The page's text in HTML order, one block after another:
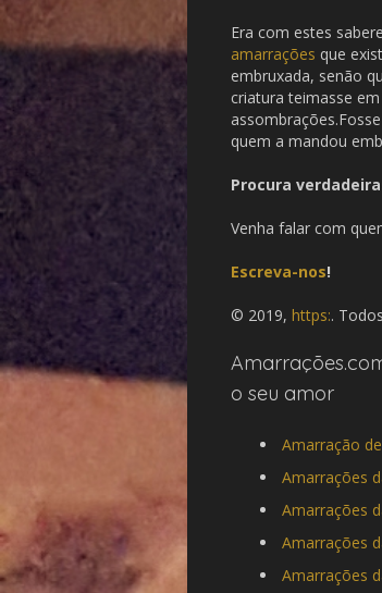
Era com estes
amarrações que
embruxada, senão
criatura teimasse
quem a mandou
Procura
Venha falar com
Escreva-nos!
© 2019, https:.
o seu amor
Amarração
Amarrações
Amarrações
Amarrações
Amarrações